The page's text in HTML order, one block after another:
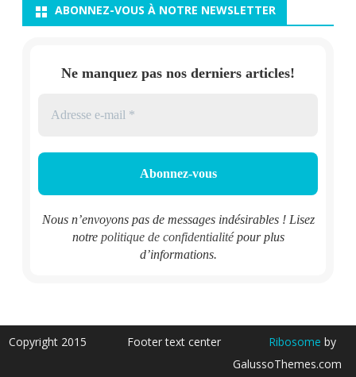
ABONNEZ-VOUS À NOTRE NEWSLETTER
Ne manquez pas nos derniers articles!
Nous n’envoyons pas de messages indésirables ! Lisez
notre politique de confidentialitépour plus
d’informations.
Copyright 2015 Footer text center Ribosome by
GalussoThemes.com